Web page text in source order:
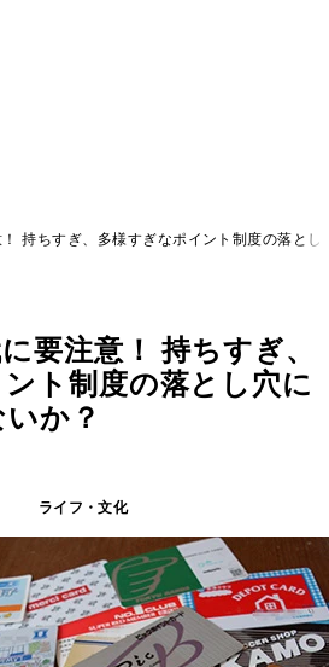
持ちすぎ、多様すぎなポイント制度の落と
要注意！ 持ちすぎ、
ト制度の落とし穴に
か？
ライフ・文化